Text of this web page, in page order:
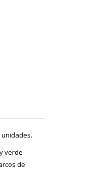
verde
de